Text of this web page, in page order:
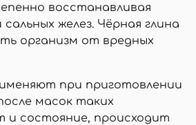
восстанавливая
желез. Чёрная глина
организм от вредных
при приготовлении
масок таких
и состояние, происходит